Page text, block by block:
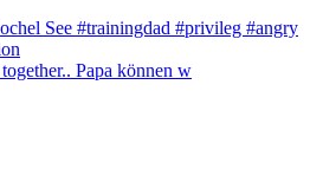
Papa können w